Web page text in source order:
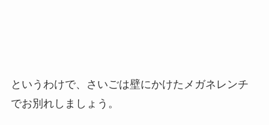
というわけで、さいごは壁にかけたメガネレンチ
でお別れしましょう。